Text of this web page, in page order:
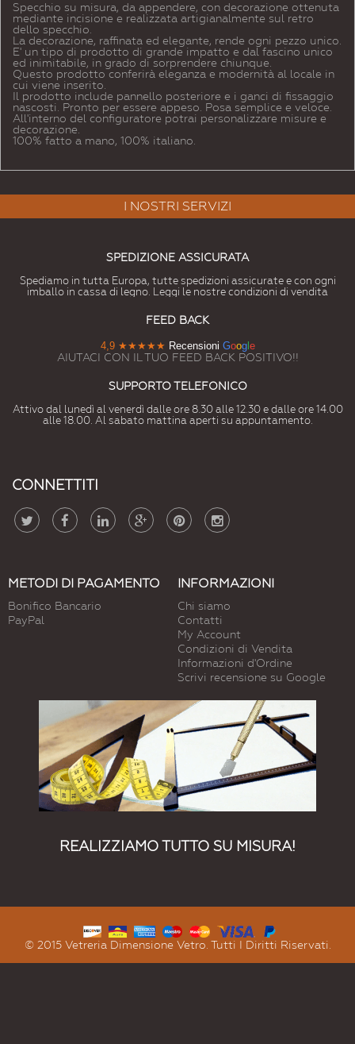
Specchio su misura, da appendere, con decorazione ottenuta
mediante incisione e realizzata artigianalmente sul retro
dello specchio.
La decorazione, raffinata ed elegante, rende ogni pezzo unico.
E' un tipo di prodotto di grande impatto e dal fascino unico
ed inimitabile, in grado di sorprendere chiunque.
Questo prodotto conferirà eleganza e modernità al locale in
cui viene inserito.
Il prodotto include pannello posteriore e i ganci di fissaggio
nascosti. Pronto per essere appeso. Posa semplice e veloce.
All'interno del configuratore potrai personalizzare misure e
decorazione.
100% fatto a mano, 100% italiano.
I NOSTRI SERVIZI
SPEDIZIONE ASSICURATA
Spediamo in tutta Europa, tutte spedizioni assicurate e con ogni
imballo in cassa di legno. Leggi le nostre condizioni di vendita
FEED BACK
4,9 ★★★★★ Recensioni Googl e
AIUTACI CON IL TUO FEED BACK POSITIVO!!
SUPPORTO TELEFONICO
Attivo dal lunedì al venerdì dalle ore 8.30 alle 12.30 e dalle ore 14.00
alle 18.00. Al sabato mattina aperti su appuntamento.
CONNETTITI
METODI DI PAGAMENTO
Bonifico Bancario
PayPal
INFORMAZIONI
Chi siamo
Contatti
My Account
Condizioni di Vendita
Informazioni d'Ordine
Scrivi recensione su Google
REALIZZIAMO TUTTO SU MISURA!
© 2015 Vetreria Dimensione Vetro. Tutti I Diritti Riservati.